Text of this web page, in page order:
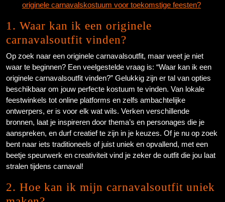
originele carnavalskostuum voor toekomstige feesten?
1. Waar kan ik een originele
carnavalsoutfit vinden?
Op zoek naar een originele carnavalsoutfit, maar weet je niet
waar te beginnen? Een veelgestelde vraag is: “Waar kan ik een
originele carnavalsoutfit vinden?” Gelukkig zijn er tal van opties
beschikbaar om jouw perfecte kostuum te vinden. Van lokale
feestwinkels tot online platforms en zelfs ambachtelijke
ontwerpers, er is voor elk wat wils. Verken verschillende
bronnen, laat je inspireren door thema’s en personages die je
aanspreken, en durf creatief te zijn in je keuzes. Of je nu op zoek
bent naar iets traditioneels of juist uniek en opvallend, met een
beetje speurwerk en creativiteit vind je zeker de outfit die jou laat
stralen tijdens carnaval!
2. Hoe kan ik mijn carnavalsoutfit uniek